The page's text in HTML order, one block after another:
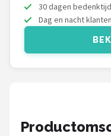
AXA
BBB Cycling
Voltano
30 dagen
Dag en nacht